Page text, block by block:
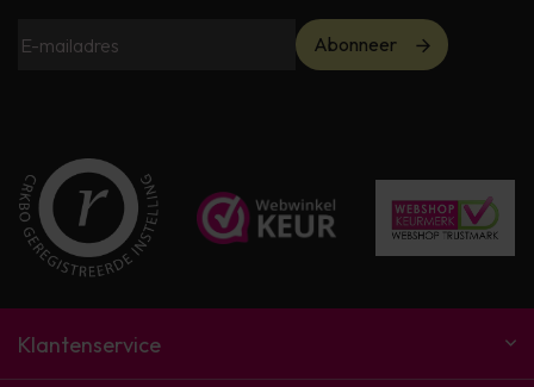
Abonneer
Klantenservice